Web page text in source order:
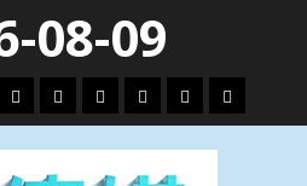
08-09
專
題
娛
樂
政
治
國
際
運
動
生
活